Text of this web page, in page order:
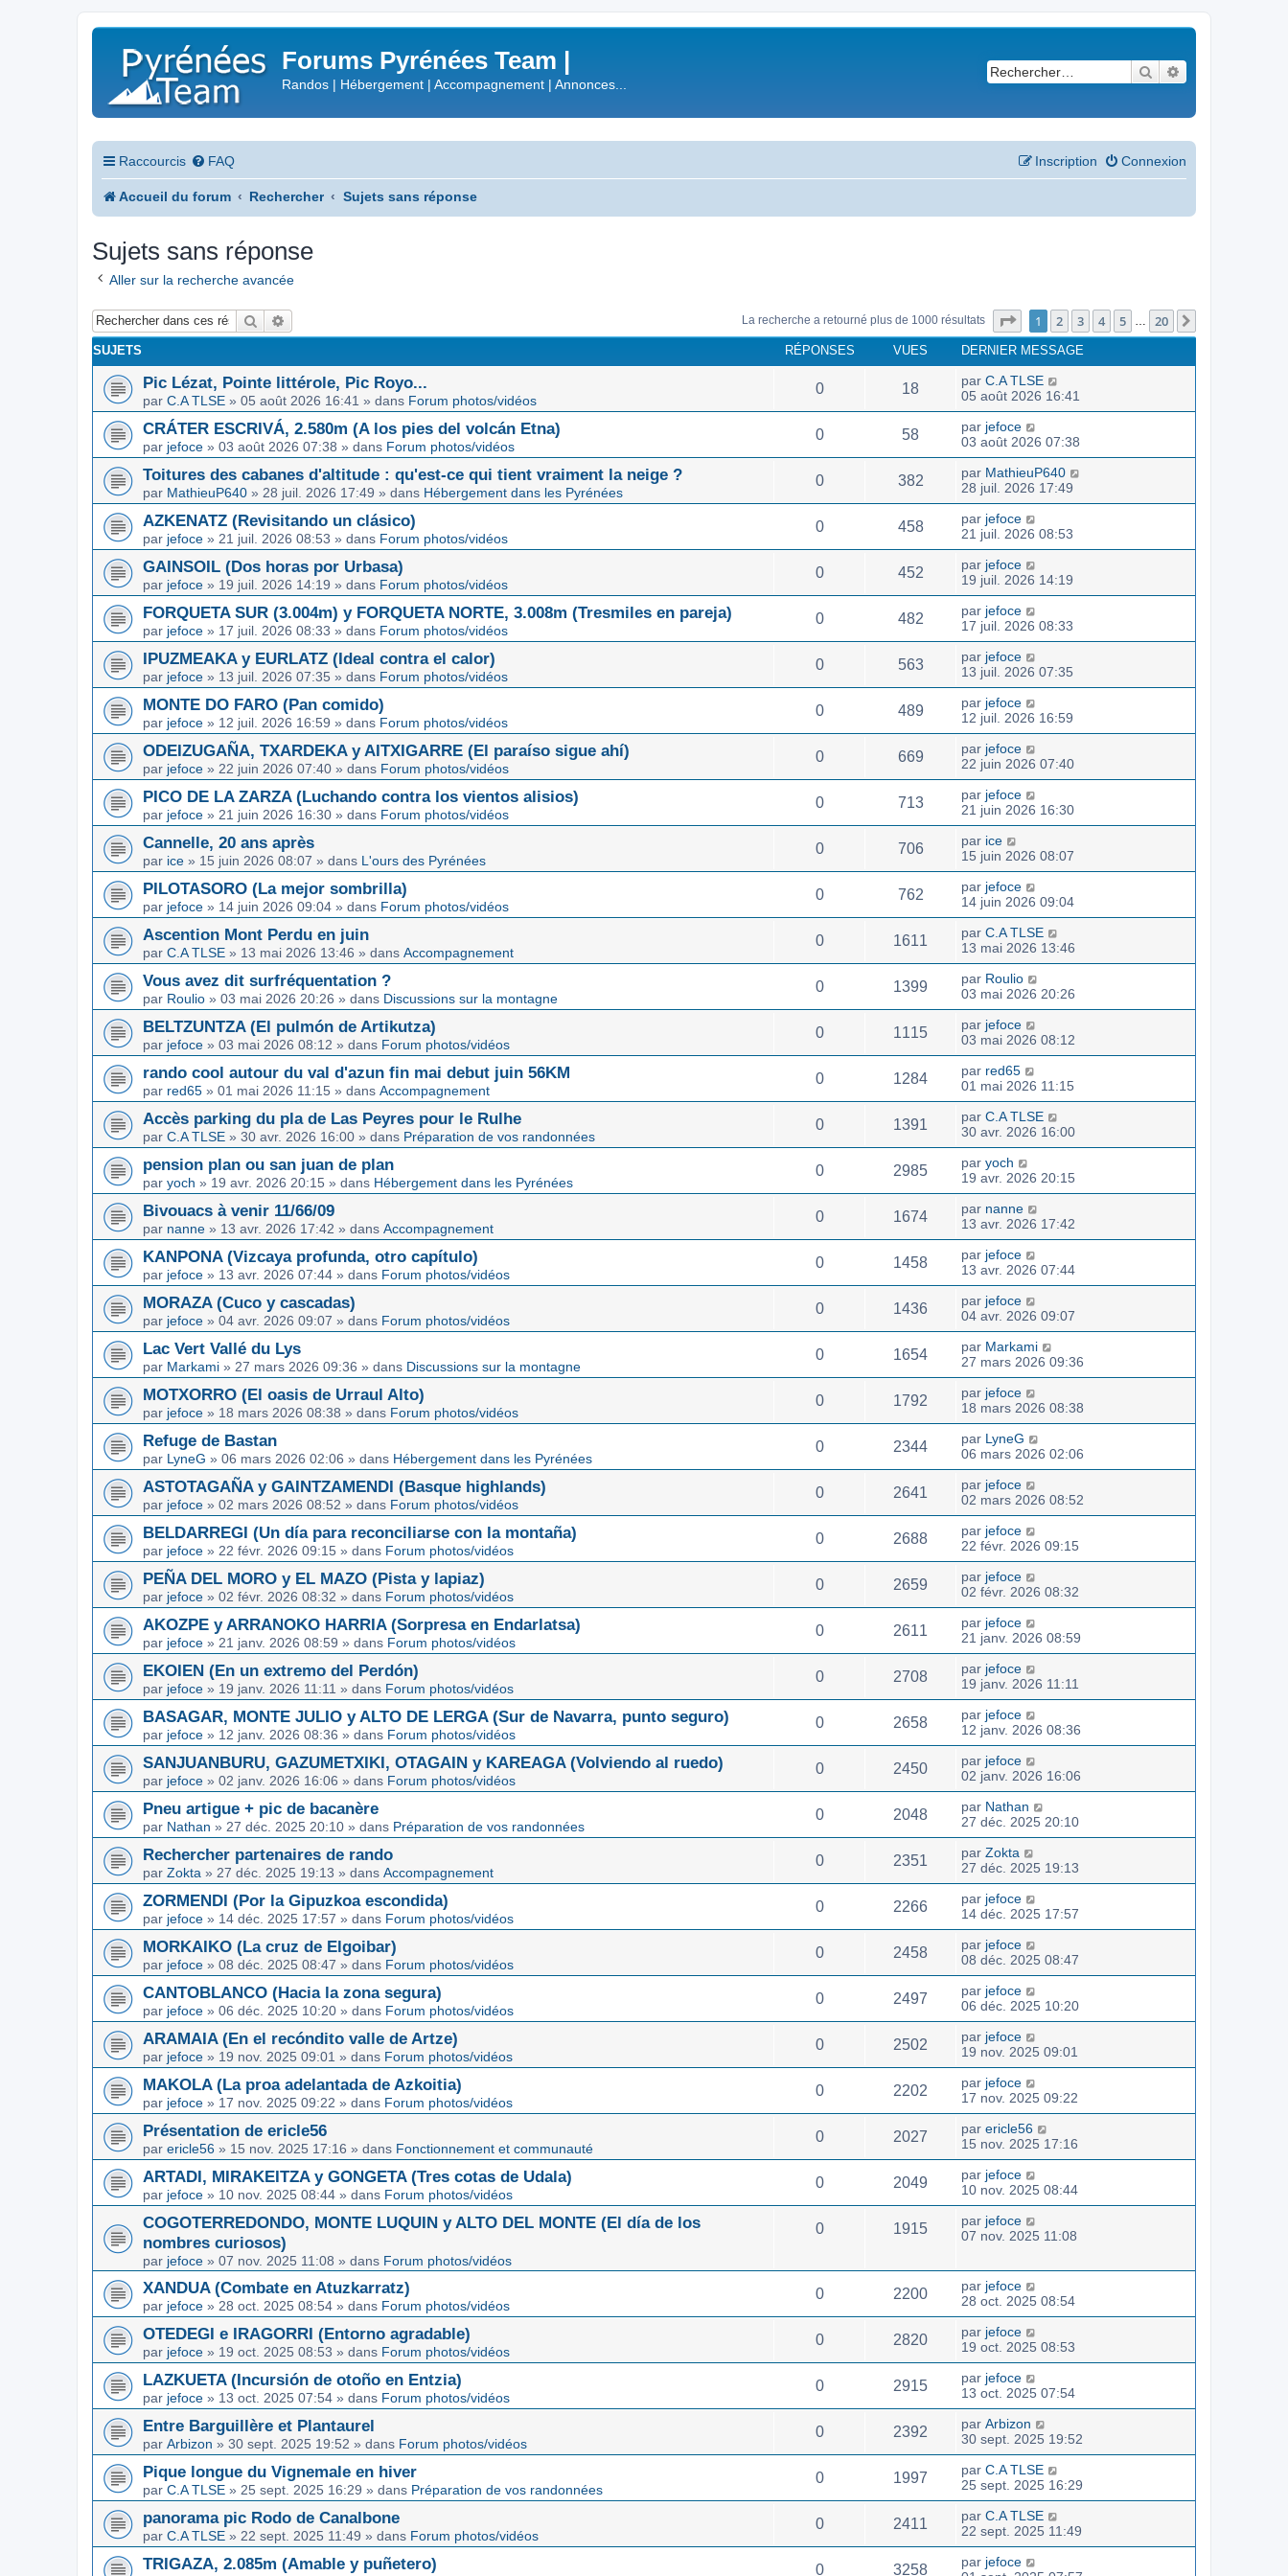
Forums Pyrénées Team |
Randos | Hébergement | Accompagnement | Annonces...
Rechercher
Raccourcis FAQ Connexion
Inscription
Accueil du forum Rechercher Sujets sans réponse
Sujets sans réponse
Aller sur la recherche avancée
Rechercher La recherche a retourné plus de 1000 résultats Page sur20
1 2 3 4 5 … 20
SUJETS RÉPONSES VUES DERNIER MESSAGE
Pic Lézat, Pointe littérole, Pic Royo...
par C.A TLSE » 05 août 2026 16:41 » dans Forum photos/vidéos
0 18 par C.A TLSE
05 août 2026 16:41
CRÁTER ESCRIVÁ, 2.580m (A los pies del volcán Etna)
par jefoce » 03 août 2026 07:38 » dans Forum photos/vidéos
0 58 par jefoce
03 août 2026 07:38
Toitures des cabanes d'altitude : qu'est-ce qui tient vraiment la neige ?
par MathieuP640 » 28 juil. 2026 17:49 » dans Hébergement dans les Pyrénées
0 382 par MathieuP640
28 juil. 2026 17:49
AZKENATZ (Revisitando un clásico)
par jefoce » 21 juil. 2026 08:53 » dans Forum photos/vidéos
0 458 par jefoce
21 juil. 2026 08:53
GAINSOIL (Dos horas por Urbasa)
par jefoce » 19 juil. 2026 14:19 » dans Forum photos/vidéos
0 452 par jefoce
19 juil. 2026 14:19
FORQUETA SUR (3.004m) y FORQUETA NORTE, 3.008m (Tresmiles en pareja)
par jefoce » 17 juil. 2026 08:33 » dans Forum photos/vidéos
0 482 par jefoce
17 juil. 2026 08:33
IPUZMEAKA y EURLATZ (Ideal contra el calor)
par jefoce » 13 juil. 2026 07:35 » dans Forum photos/vidéos
0 563 par jefoce
13 juil. 2026 07:35
MONTE DO FARO (Pan comido)
par jefoce » 12 juil. 2026 16:59 » dans Forum photos/vidéos
0 489 par jefoce
12 juil. 2026 16:59
ODEIZUGAÑA, TXARDEKA y AITXIGARRE (El paraíso sigue ahí)
par jefoce » 22 juin 2026 07:40 » dans Forum photos/vidéos
0 669 par jefoce
22 juin 2026 07:40
PICO DE LA ZARZA (Luchando contra los vientos alisios)
par jefoce » 21 juin 2026 16:30 » dans Forum photos/vidéos
0 713 par jefoce
21 juin 2026 16:30
Cannelle, 20 ans après
par ice » 15 juin 2026 08:07 » dans L'ours des Pyrénées
0 706 par ice
15 juin 2026 08:07
PILOTASORO (La mejor sombrilla)
par jefoce » 14 juin 2026 09:04 » dans Forum photos/vidéos
0 762 par jefoce
14 juin 2026 09:04
Ascention Mont Perdu en juin
par C.A TLSE » 13 mai 2026 13:46 » dans Accompagnement
0 1611 par C.A TLSE
13 mai 2026 13:46
Vous avez dit surfréquentation ?
par Roulio » 03 mai 2026 20:26 » dans Discussions sur la montagne
0 1399 par Roulio
03 mai 2026 20:26
BELTZUNTZA (El pulmón de Artikutza)
par jefoce » 03 mai 2026 08:12 » dans Forum photos/vidéos
0 1115 par jefoce
03 mai 2026 08:12
rando cool autour du val d'azun fin mai debut juin 56KM
par red65 » 01 mai 2026 11:15 » dans Accompagnement
0 1284 par red65
01 mai 2026 11:15
Accès parking du pla de Las Peyres pour le Rulhe
par C.A TLSE » 30 avr. 2026 16:00 » dans Préparation de vos randonnées
0 1391 par C.A TLSE
30 avr. 2026 16:00
pension plan ou san juan de plan
par yoch » 19 avr. 2026 20:15 » dans Hébergement dans les Pyrénées
0 2985 par yoch
19 avr. 2026 20:15
Bivouacs à venir 11/66/09
par nanne » 13 avr. 2026 17:42 » dans Accompagnement
0 1674 par nanne
13 avr. 2026 17:42
KANPONA (Vizcaya profunda, otro capítulo)
par jefoce » 13 avr. 2026 07:44 » dans Forum photos/vidéos
0 1458 par jefoce
13 avr. 2026 07:44
MORAZA (Cuco y cascadas)
par jefoce » 04 avr. 2026 09:07 » dans Forum photos/vidéos
0 1436 par jefoce
04 avr. 2026 09:07
Lac Vert Vallé du Lys
par Markami » 27 mars 2026 09:36 » dans Discussions sur la montagne
0 1654 par Markami
27 mars 2026 09:36
MOTXORRO (El oasis de Urraul Alto)
par jefoce » 18 mars 2026 08:38 » dans Forum photos/vidéos
0 1792 par jefoce
18 mars 2026 08:38
Refuge de Bastan
par LyneG » 06 mars 2026 02:06 » dans Hébergement dans les Pyrénées
0 2344 par LyneG
06 mars 2026 02:06
ASTOTAGAÑA y GAINTZAMENDI (Basque highlands)
par jefoce » 02 mars 2026 08:52 » dans Forum photos/vidéos
0 2641 par jefoce
02 mars 2026 08:52
BELDARREGI (Un día para reconciliarse con la montaña)
par jefoce » 22 févr. 2026 09:15 » dans Forum photos/vidéos
0 2688 par jefoce
22 févr. 2026 09:15
PEÑA DEL MORO y EL MAZO (Pista y lapiaz)
par jefoce » 02 févr. 2026 08:32 » dans Forum photos/vidéos
0 2659 par jefoce
02 févr. 2026 08:32
AKOZPE y ARRANOKO HARRIA (Sorpresa en Endarlatsa)
par jefoce » 21 janv. 2026 08:59 » dans Forum photos/vidéos
0 2611 par jefoce
21 janv. 2026 08:59
EKOIEN (En un extremo del Perdón)
par jefoce » 19 janv. 2026 11:11 » dans Forum photos/vidéos
0 2708 par jefoce
19 janv. 2026 11:11
BASAGAR, MONTE JULIO y ALTO DE LERGA (Sur de Navarra, punto seguro)
par jefoce » 12 janv. 2026 08:36 » dans Forum photos/vidéos
0 2658 par jefoce
12 janv. 2026 08:36
SANJUANBURU, GAZUMETXIKI, OTAGAIN y KAREAGA (Volviendo al ruedo)
par jefoce » 02 janv. 2026 16:06 » dans Forum photos/vidéos
0 2450 par jefoce
02 janv. 2026 16:06
Pneu artigue + pic de bacanère
par Nathan » 27 déc. 2025 20:10 » dans Préparation de vos randonnées
0 2048 par Nathan
27 déc. 2025 20:10
Rechercher partenaires de rando
par Zokta » 27 déc. 2025 19:13 » dans Accompagnement
0 2351 par Zokta
27 déc. 2025 19:13
ZORMENDI (Por la Gipuzkoa escondida)
par jefoce » 14 déc. 2025 17:57 » dans Forum photos/vidéos
0 2266 par jefoce
14 déc. 2025 17:57
MORKAIKO (La cruz de Elgoibar)
par jefoce » 08 déc. 2025 08:47 » dans Forum photos/vidéos
0 2458 par jefoce
08 déc. 2025 08:47
CANTOBLANCO (Hacia la zona segura)
par jefoce » 06 déc. 2025 10:20 » dans Forum photos/vidéos
0 2497 par jefoce
06 déc. 2025 10:20
ARAMAIA (En el recóndito valle de Artze)
par jefoce » 19 nov. 2025 09:01 » dans Forum photos/vidéos
0 2502 par jefoce
19 nov. 2025 09:01
MAKOLA (La proa adelantada de Azkoitia)
par jefoce » 17 nov. 2025 09:22 » dans Forum photos/vidéos
0 2202 par jefoce
17 nov. 2025 09:22
Présentation de ericle56
par ericle56 » 15 nov. 2025 17:16 » dans Fonctionnement et communauté
0 2027 par ericle56
15 nov. 2025 17:16
ARTADI, MIRAKEITZA y GONGETA (Tres cotas de Udala)
par jefoce » 10 nov. 2025 08:44 » dans Forum photos/vidéos
0 2049 par jefoce
10 nov. 2025 08:44
COGOTERREDONDO, MONTE LUQUIN y ALTO DEL MONTE (El día de los
nombres curiosos)
par jefoce » 07 nov. 2025 11:08 » dans Forum photos/vidéos
0 1915 par jefoce
07 nov. 2025 11:08
XANDUA (Combate en Atuzkarratz)
par jefoce » 28 oct. 2025 08:54 » dans Forum photos/vidéos
0 2200 par jefoce
28 oct. 2025 08:54
OTEDEGI e IRAGORRI (Entorno agradable)
par jefoce » 19 oct. 2025 08:53 » dans Forum photos/vidéos
0 2820 par jefoce
19 oct. 2025 08:53
LAZKUETA (Incursión de otoño en Entzia)
par jefoce » 13 oct. 2025 07:54 » dans Forum photos/vidéos
0 2915 par jefoce
13 oct. 2025 07:54
Entre Barguillère et Plantaurel
par Arbizon » 30 sept. 2025 19:52 » dans Forum photos/vidéos
0 2392 par Arbizon
30 sept. 2025 19:52
Pique longue du Vignemale en hiver
par C.A TLSE » 25 sept. 2025 16:29 » dans Préparation de vos randonnées
0 1997 par C.A TLSE
25 sept. 2025 16:29
panorama pic Rodo de Canalbone
par C.A TLSE » 22 sept. 2025 11:49 » dans Forum photos/vidéos
0 2411 par C.A TLSE
22 sept. 2025 11:49
TRIGAZA, 2.085m (Amable y puñetero) 0 3258 par jefoce